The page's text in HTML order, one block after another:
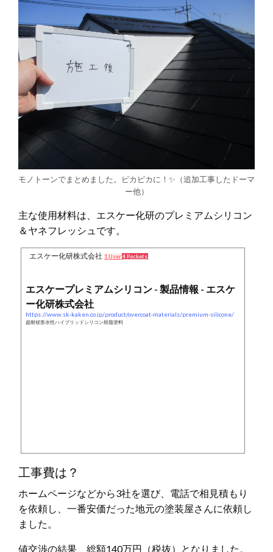
モノトーンでまとめました。ピカピカに！✨（追加工事したドーマ
ー他）
主な使用材料は、エスケー化研のプレミアムシリコン
＆ヤネフレッシュです。
エスケー化研株式会社 1 User4 Pockets
エスケープレミアムシリコン - 製品情報 - エスケ
ー化研株式会社
https://www.sk-kaken.co.jp/product/overcoat-materials/premium-silicone/
超耐候形水性ハイブリッドシリコン樹脂塗料
工事費は？
ホームページなどから3社を選び、電話で相見積もり
を依頼し、一番安価だった地元の塗装屋さんに依頼し
ました。
値交渉の結果、総額140万円（税抜）となりました。